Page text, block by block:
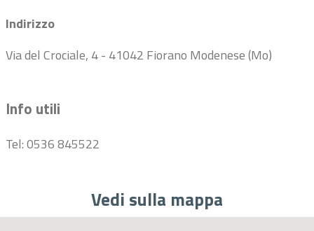
Indirizzo
Via del Crociale, 4 - 41042 Fiorano Modenese (Mo)
Info utili
Tel: 0536 845522
Vedi sulla mappa